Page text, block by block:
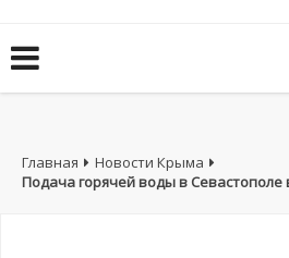
Главная
Новости Крыма
Подача горячей воды в Севастополе